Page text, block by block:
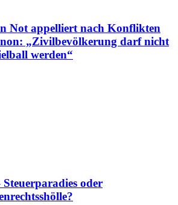
Not appelliert nach Konflikten
„Zivilbevölkerung darf nicht
werden“
oder